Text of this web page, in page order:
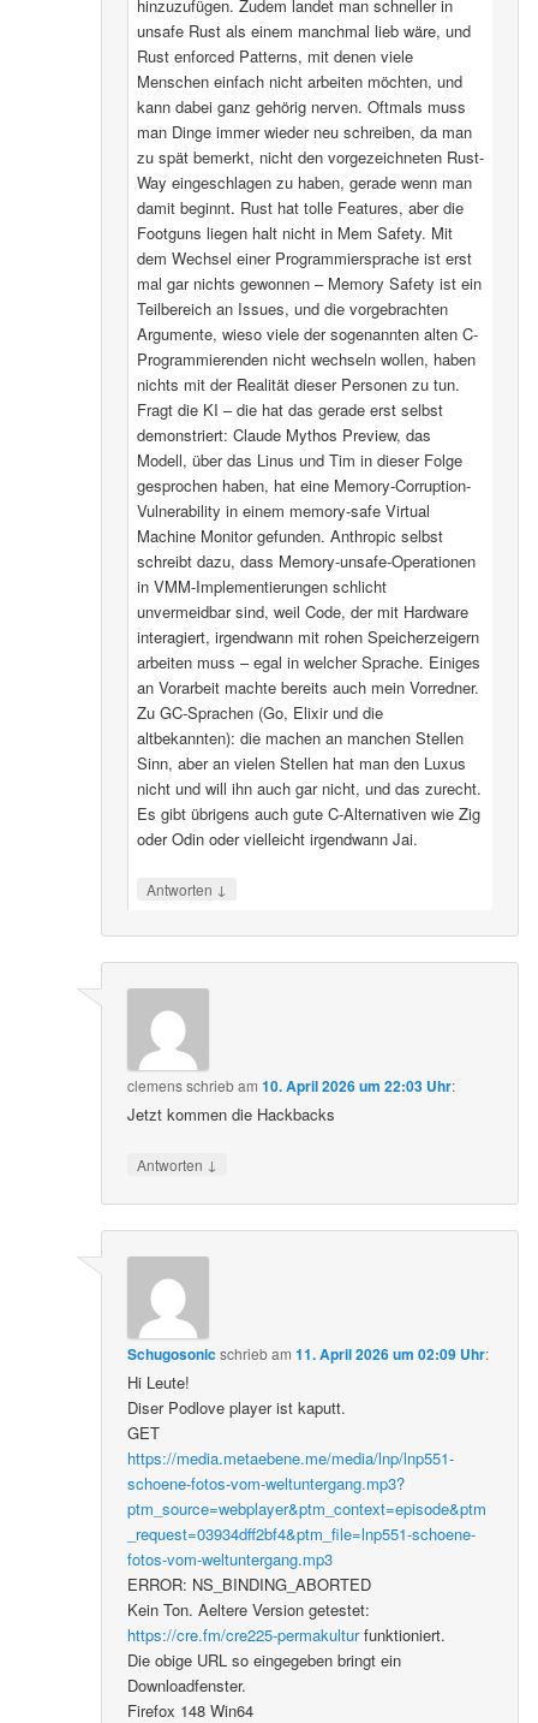
hinzuzufügen. Zudem landet man schneller in
unsafe Rust als einem manchmal lieb wäre, und
Rust enforced Patterns, mit denen viele
Menschen einfach nicht arbeiten möchten, und
kann dabei ganz gehörig nerven. Oftmals muss
man Dinge immer wieder neu schreiben, da man
zu spät bemerkt, nicht den vorgezeichneten Rust-
Way eingeschlagen zu haben, gerade wenn man
damit beginnt. Rust hat tolle Features, aber die
Footguns liegen halt nicht in Mem Safety. Mit
dem Wechsel einer Programmiersprache ist erst
mal gar nichts gewonnen – Memory Safety ist ein
Teilbereich an Issues, und die vorgebrachten
Argumente, wieso viele der sogenannten alten C-
Programmierenden nicht wechseln wollen, haben
nichts mit der Realität dieser Personen zu tun.
Fragt die KI – die hat das gerade erst selbst
demonstriert: Claude Mythos Preview, das
Modell, über das Linus und Tim in dieser Folge
gesprochen haben, hat eine Memory-Corruption-
Vulnerability in einem memory-safe Virtual
Machine Monitor gefunden. Anthropic selbst
schreibt dazu, dass Memory-unsafe-Operationen
in VMM-Implementierungen schlicht
unvermeidbar sind, weil Code, der mit Hardware
interagiert, irgendwann mit rohen Speicherzeigern
arbeiten muss – egal in welcher Sprache. Einiges
an Vorarbeit machte bereits auch mein Vorredner.
Zu GC-Sprachen (Go, Elixir und die
altbekannten): die machen an manchen Stellen
Sinn, aber an vielen Stellen hat man den Luxus
nicht und will ihn auch gar nicht, und das zurecht.
Es gibt übrigens auch gute C-Alternativen wie Zig
oder Odin oder vielleicht irgendwann Jai.
Antworten ↓
clemensschriebam10. April 2026 um 22:03 Uhr:
Jetzt kommen die Hackbacks
Antworten ↓
Schugosonicschriebam11. April 2026 um 02:09 Uhr:
Hi Leute!
Diser Podlove player ist kaputt.
GET
https://media.metaebene.me/media/lnp/lnp551-
schoene-fotos-vom-weltuntergang.mp3?
ptm_source=webplayer&ptm_context=episode&ptm
_request=03934dff2bf4&ptm_file=lnp551-schoene-
fotos-vom-weltuntergang.mp3
ERROR: NS_BINDING_ABORTED
Kein Ton. Aeltere Version getestet:
https://cre.fm/cre225-permakulturfunktioniert.
Die obige URL so eingegeben bringt ein
Downloadfenster.
Firefox 148 Win64